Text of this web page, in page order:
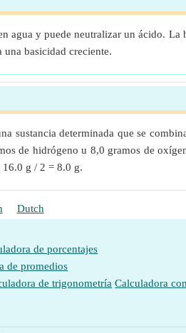
agua y puede neutralizar un ácido. La
una basicidad creciente.
sustancia determinada que se
de hidrógeno u 8,0 gramos de
g / 2 = 8.0 g.
Dutch
de porcentajes
de promedios
de trigonometría Calculadora